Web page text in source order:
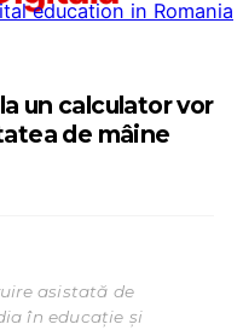
education in Romania
un calculator vor
de mâine
asistată de
în educație și